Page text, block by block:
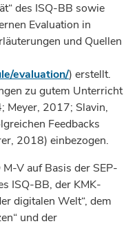
des ISQ-BB sowie
Evaluation in
und Quellen
evaluation/) erstellt.
zu gutem Unterricht
Meyer, 2017; Slavin,
Feedbacks
2018) einbezogen.
V auf Basis der SEP-
ISQ-BB, der KMK-
digitalen Welt“, dem
und der